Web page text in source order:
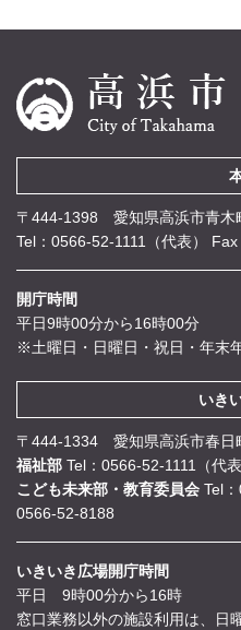
〒444-1398 愛知県高浜市青木
Tel：0566-52-1111（代表）
Fax
開庁時間
平日9時00分から16時00分
※土曜日・日曜日・祝日・年
いき
〒444-1334 愛知県高浜市春日
福祉部 Tel：0566-52-1111（代表
こども未来部・教育委員会 Tel
0566-52-8188
いきいき広場開庁時間
平日 9時00分から16時
窓口業務以外の施設利用は、